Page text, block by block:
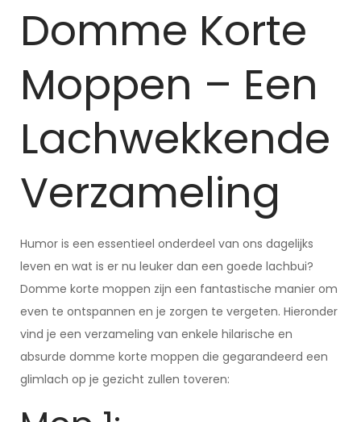
Domme Korte
Moppen – Een
Lachwekkende
Verzameling
Humor is een essentieel onderdeel van ons dagelijks
leven en wat is er nu leuker dan een goede lachbui?
Domme korte moppen zijn een fantastische manier om
even te ontspannen en je zorgen te vergeten. Hieronder
vind je een verzameling van enkele hilarische en
absurde domme korte moppen die gegarandeerd een
glimlach op je gezicht zullen toveren: